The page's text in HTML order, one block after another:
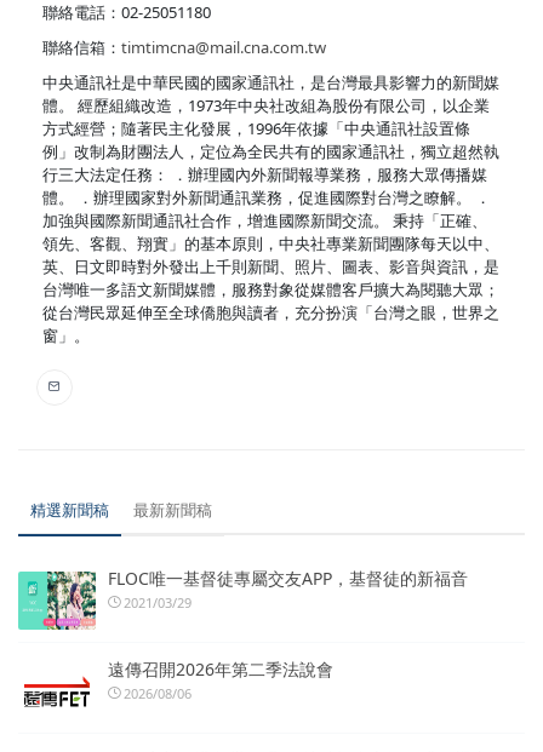
聯絡電話：02-25051180
聯絡信箱： timtimcna@mail.cna.com.tw
中央通訊社是中華民國的國家通訊社，是台灣最具影響力的新聞媒
體。 經歷組織改造，1973年中央社改組為股份有限公司，以企業
方式經營；隨著民主化發展，1996年依據「中央通訊社設置條
例」改制為財團法人，定位為全民共有的國家通訊社，獨立超然執
行三大法定任務： ．辦理國內外新聞報導業務，服務大眾傳播媒
體。 ．辦理國家對外新聞通訊業務，促進國際對台灣之瞭解。 ．
加強與國際新聞通訊社合作，增進國際新聞交流。 秉持「正確、
領先、客觀、翔實」的基本原則，中央社專業新聞團隊每天以中、
英、日文即時對外發出上千則新聞、照片、圖表、影音與資訊，是
台灣唯一多語文新聞媒體，服務對象從媒體客戶擴大為閱聽大眾；
從台灣民眾延伸至全球僑胞與讀者，充分扮演「台灣之眼，世界之
窗」。
精選新聞稿 最新新聞稿
FLOC唯一基督徒專屬交友APP，基督徒的新福音
2021/03/29
遠傳召開2026年第二季法說會
2026/08/06